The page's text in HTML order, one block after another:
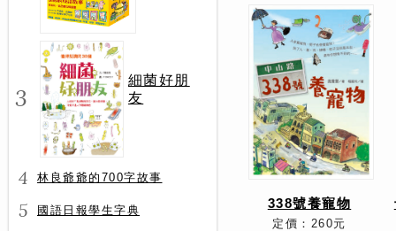
3
細菌好朋
友
4 林良爺爺的700字故事
5 國語日報學生字典 338號養寵物
定價：260元